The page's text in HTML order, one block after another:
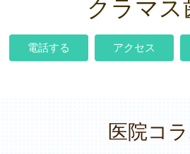
クラマス
電話する アクセス
医院コ